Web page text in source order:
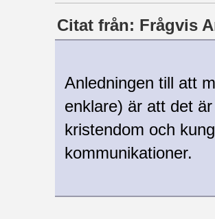
Citat från: Frågvis
Anledningen till att
enklare) är att det
kristendom och
kommunikationer.